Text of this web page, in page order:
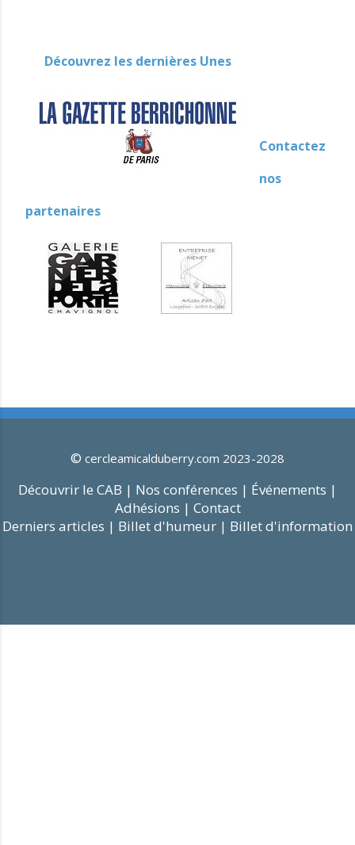
Découvrez les dernières Unes
Contactez
nos
partenaires
© cercleamicalduberry.com 2023-2028
Découvrir le CAB | Nos conférences | Événements |
Adhésions | Contact
Derniers articles | Billet d'humeur | Billet d'information